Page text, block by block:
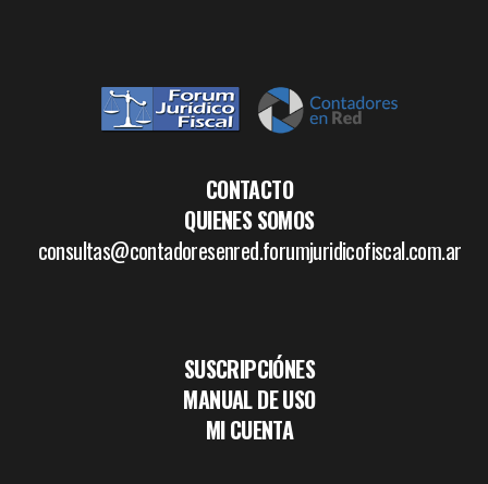
CONTACTO
QUIENES SOMOS
consultas@contadoresenred.forumjuridicofiscal.com.ar
SUSCRIPCIÓNES
MANUAL DE USO
MI CUENTA